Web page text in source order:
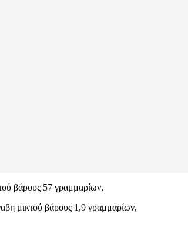
βάρους 57 γραμμαρίων,
μικτού βάρους 1,9 γραμμαρίων,